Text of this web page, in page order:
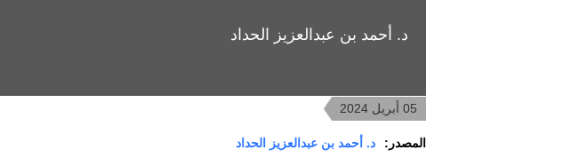
د. أحمد بن عبدالعزيز الحداد
05 أبريل 2024
المصدر: د. أحمد بن عبدالعزيز الحداد